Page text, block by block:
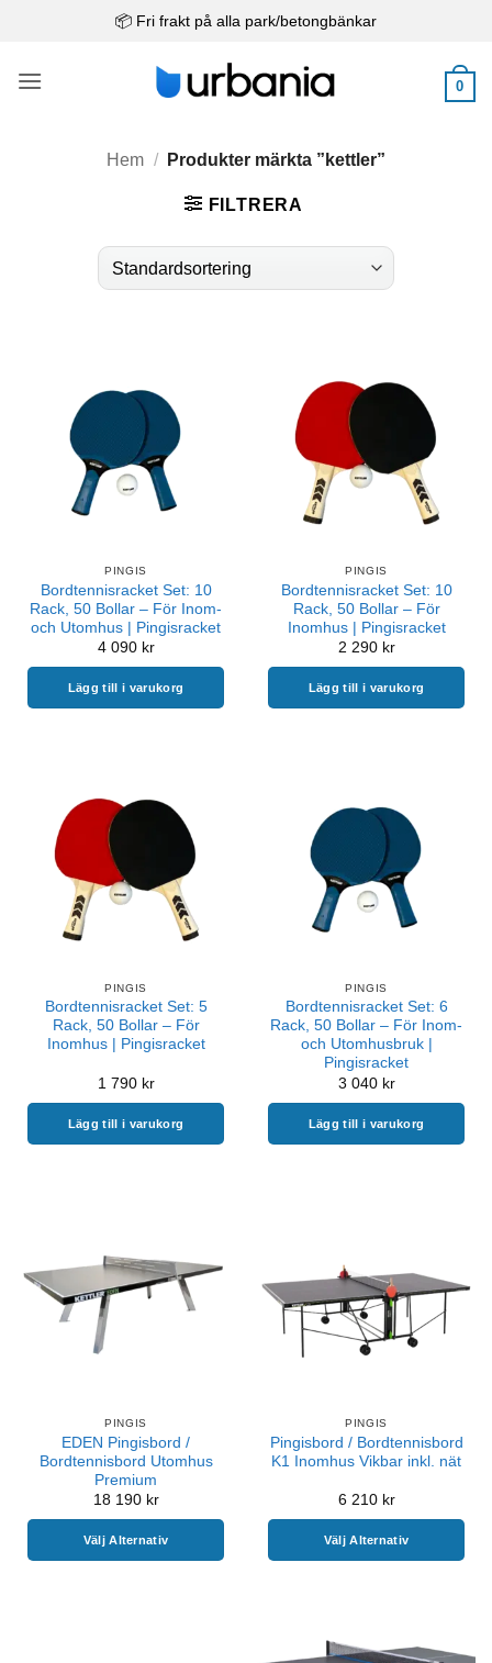
📦 Fri frakt på alla park/betongbänkar
0
Hem / Produkter märkta ”kettler”
FILTRERA
PINGIS
Bordtennisracket Set: 10
Rack, 50 Bollar – För Inom-
och Utomhus | Pingisracket
4 090 kr
Lägg till i varukorg
PINGIS
Bordtennisracket Set: 10
Rack, 50 Bollar – För
Inomhus | Pingisracket
2 290 kr
Lägg till i varukorg
PINGIS
Bordtennisracket Set: 5
Rack, 50 Bollar – För
Inomhus | Pingisracket
1 790 kr
Lägg till i varukorg
PINGIS
Bordtennisracket Set: 6
Rack, 50 Bollar – För Inom-
och Utomhusbruk |
Pingisracket
3 040 kr
Lägg till i varukorg
PINGIS
EDEN Pingisbord /
Bordtennisbord Utomhus
Premium
18 190 kr
Välj Alternativ
PINGIS
Pingisbord / Bordtennisbord
K1 Inomhus Vikbar inkl. nät
6 210 kr
Välj Alternativ